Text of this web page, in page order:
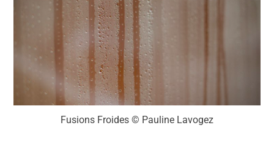
Fusions Froides © Pauline Lavogez